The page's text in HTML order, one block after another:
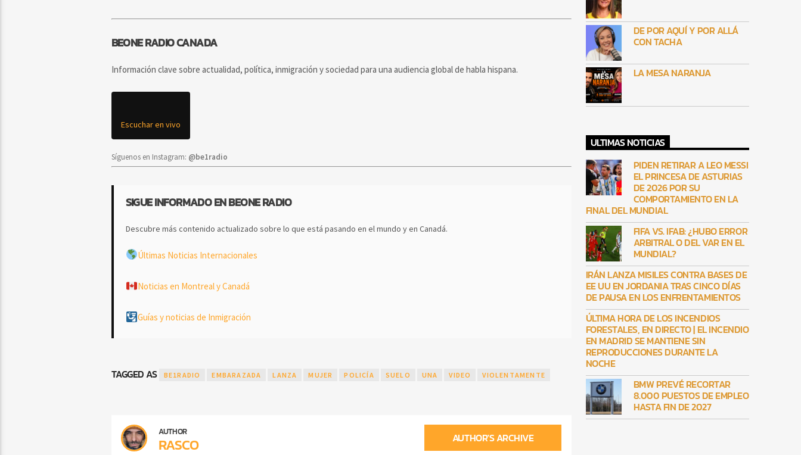
BEONE RADIO CANADA
Información clave sobre actualidad, política, inmigración y sociedad para una audiencia global de habla hispana.
Escuchar en vivo
Síguenos en Instagram: @be1radio
SIGUE INFORMADO EN BEONE RADIO
Descubre más contenido actualizado sobre lo que está pasando en el mundo y en Canadá.
Últimas Noticias Internacionales
Noticias en Montreal y Canadá
Guías y noticias de Inmigración
TAGGED AS BE1RADIO EMBARAZADA LANZA MUJER POLICÍA SUELO UNA VIDEO VIOLENTAMENTE
AUTHOR
RASCO AUTHOR'S ARCHIVE
DE POR AQUÍ Y POR ALLÁ
CON TACHA
LA MESA NARANJA
ULTIMAS NOTICIAS
PIDEN RETIRAR A LEO MESSI
EL PRINCESA DE ASTURIAS
DE 2026 POR SU
COMPORTAMIENTO EN LA
FINAL DEL MUNDIAL
FIFA VS. IFAB: ¿HUBO ERROR
ARBITRAL O DEL VAR EN EL
MUNDIAL?
IRÁN LANZA MISILES CONTRA BASES DE
EE UU EN JORDANIA TRAS CINCO DÍAS
DE PAUSA EN LOS ENFRENTAMIENTOS
ÚLTIMA HORA DE LOS INCENDIOS
FORESTALES, EN DIRECTO | EL INCENDIO
EN MADRID SE MANTIENE SIN
REPRODUCCIONES DURANTE LA
NOCHE
BMW PREVÉ RECORTAR
8.000 PUESTOS DE EMPLEO
HASTA FIN DE 2027